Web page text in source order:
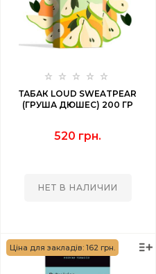
ТАБАК LOUD SWEATPEAR
(ГРУША ДЮШЕС) 200 ГР
520 грн.
НЕТ В НАЛИЧИИ
Ціна для закладів: 162 грн.